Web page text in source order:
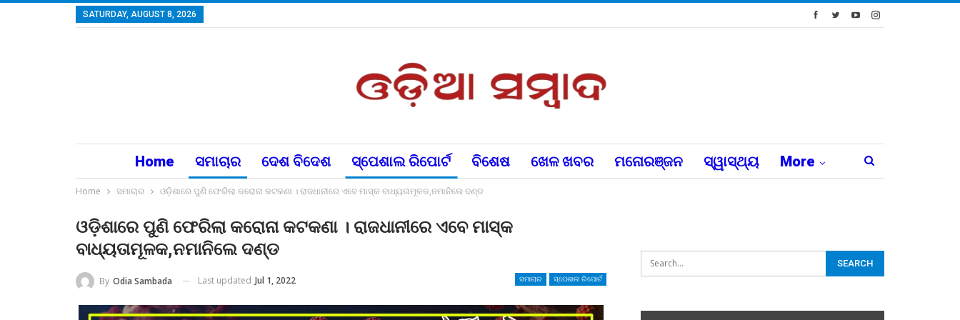
SATURDAY, AUGUST 8, 2026
Home ସମାଚାର ଦେଶ ବିଦେଶ ସ୍ପେଶାଲ ରିପୋର୍ଟ ବିଶେଷ ଖେଳ ଖବର ମନୋରଞ୍ଜନ ସ୍ୱାସ୍ଥ୍ୟ More
Home ସମାଚାର ଓଡ଼ିଶାରେ ପୁଣି ଫେରିଲା କରୋନା କଟକଣା । ରାଜଧାନୀରେ ଏବେ ମାସ୍କ ବାଧ୍ୟତାମୂଳକ,ନମାନିଲେ ଦଣ୍ଡ
ଓଡ଼ିଶାରେ ପୁଣି ଫେରିଲା କରୋନା କଟକଣା । ରାଜଧାନୀରେ ଏବେ ମାସ୍କ
ବାଧ୍ୟତାମୂଳକ,ନମାନିଲେ ଦଣ୍ଡ
ସମାଚାର ସ୍ପେଶାଲ ରିପୋର୍ଟ
By Odia Sambada Last updated Jul 1, 2022